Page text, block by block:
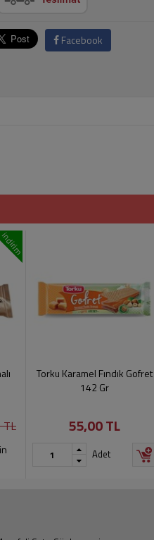
Facebook
TL
Torku Karamel Fındık Gofret
142 Gr
55,00 TL
Adet